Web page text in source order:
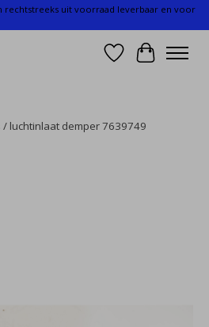
rechtstreeks uit voorraad leverbaar en voor
Verlanglijst
/ luchtinlaat demper 7639749